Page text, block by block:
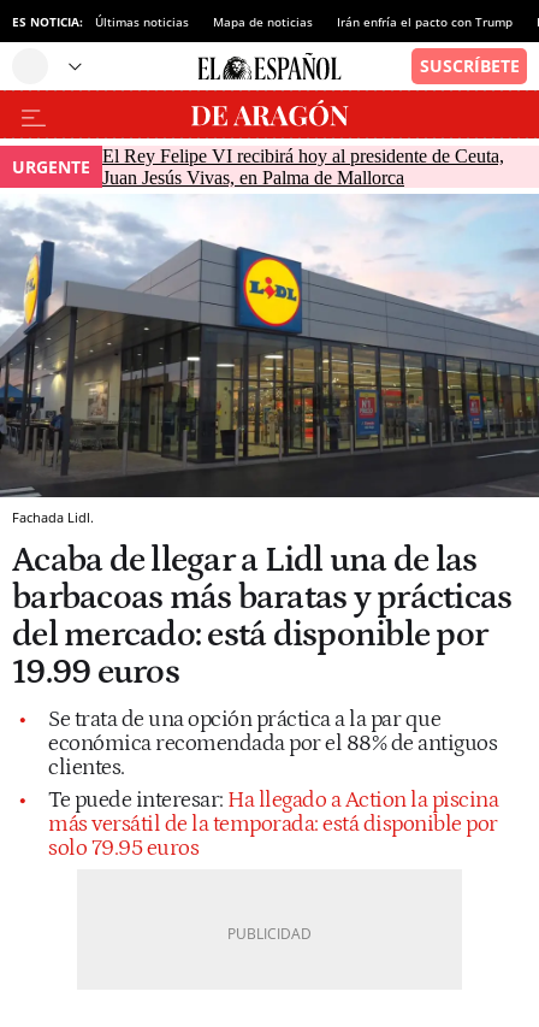
ES NOTICIA: Últimas noticias Mapa de noticias Irán enfría el pacto con Trump
URGENTE
El Rey Felipe VI recibirá hoy al presidente de Ceuta,
Juan Jesús Vivas, en Palma de Mallorca
Fachada Lidl.
Acaba de llegar a Lidl una de las
barbacoas más baratas y prácticas
del mercado: está disponible por
19.99 euros
Se trata de una opción práctica a la par que
económica recomendada por el 88% de antiguos
clientes.
Te puede interesar: Ha llegado a Action la piscina
más versátil de la temporada: está disponible por
solo 79.95 euros